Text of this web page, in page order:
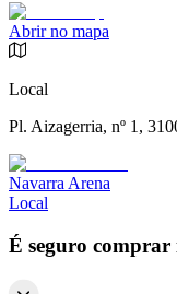
Abrir no mapa
Local
Pl. Aizagerria, nº 1,
Navarra Arena
Local
É seguro comprar